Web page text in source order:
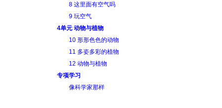
8 这里面有空气吗
9 玩空气
4单元 动物与植物
10 形形色色的动物
11 多姿多彩的植物
12 动物与植物
专项学习
像科学家那样